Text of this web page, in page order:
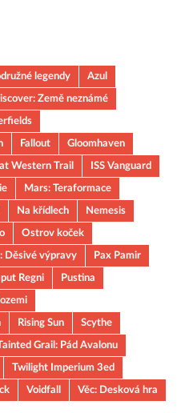
legendy
Azul
Země neznámé
Fallout
Gloomhaven
Western Trail
ISS Vanguard
Mars: Teraformace
Na křídlech
Nemesis
Ostrov koček
Děsivé výpravy
Pax Pamir
Regni
Pustina
Rising Sun
Scythe
Grail: Pád Avalonu
Twilight Imperium 3ed
Voidfall Věc: Desková hra